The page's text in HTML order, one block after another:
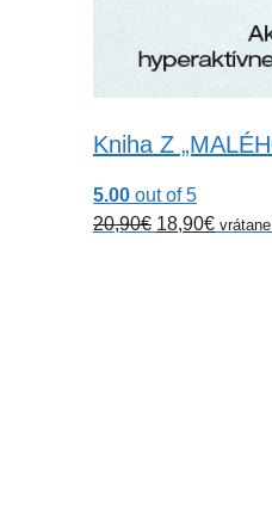
Kniha Z
5.00 out of 5
20,90€ Pôvodná
18,90€